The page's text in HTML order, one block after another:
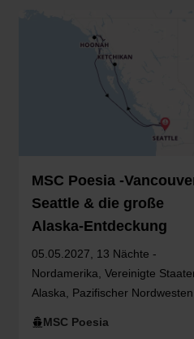
MSC Poesia -
Seattle & die große
Alaska‑Entdeckung
05.05.2027, 13 Nächte -
Nordamerika, Vereinigte
Alaska, Pazifischer
Kolumbien, Washington
MSC Poesia